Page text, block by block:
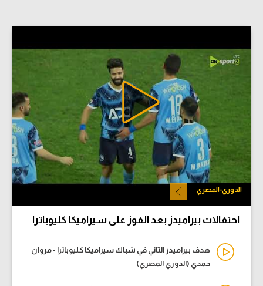
الدوري-المصري
احتفالات بيراميدز بعد الفوز على سيراميكا كليوباترا
هدف بيراميدز الثاني في شباك سيراميكا كليوباترا - مروان
حمدي (الدوري المصري)